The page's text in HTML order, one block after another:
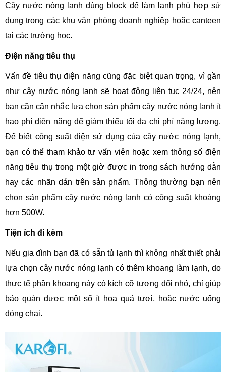
Cây nước nóng lạnh dùng block để làm lạnh phù hợp sử
dụng trong các khu văn phòng doanh nghiệp hoặc canteen
tại các trường học.
Điện năng tiêu thụ
Vấn đề tiêu thụ điện năng cũng đặc biệt quan trọng, vì gần
như cây nước nóng lạnh sẽ hoạt động liên tục 24/24, nên
bạn cần cân nhắc lựa chọn sản phẩm cây nước nóng lạnh ít
hao phí điện năng để giảm thiểu tối đa chi phí năng lượng.
Để biết công suất điện sử dụng của cây nước nóng lạnh,
bạn có thể tham khảo tư vấn viên hoặc xem thông số điện
năng tiêu thụ trong một giờ được in trong sách hướng dẫn
hay các nhãn dán trên sản phẩm. Thông thường bạn nên
chọn sản phẩm cây nước nóng lạnh có công suất khoảng
hơn 500W.
Tiện ích đi kèm
Nếu gia đình bạn đã có sẵn tủ lạnh thì không nhất thiết phải
lựa chọn cây nước nóng lạnh có thêm khoang làm lạnh, do
thực tế phần khoang này có kích cỡ tương đối nhỏ, chỉ giúp
bảo quản được một số ít hoa quả tươi, hoặc nước uống
đóng chai.